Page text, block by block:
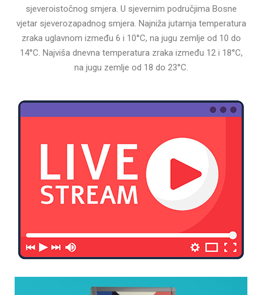
sjeveroistočnog smjera. U sjevernim područjima Bosne
vjetar sjeverozapadnog smjera. Najniža jutarnja temperatura
zraka uglavnom između 6 i 10°C, na jugu zemlje od 10 do
14°C. Najviša dnevna temperatura zraka između 12 i 18°C,
na jugu zemlje od 18 do 23°C.